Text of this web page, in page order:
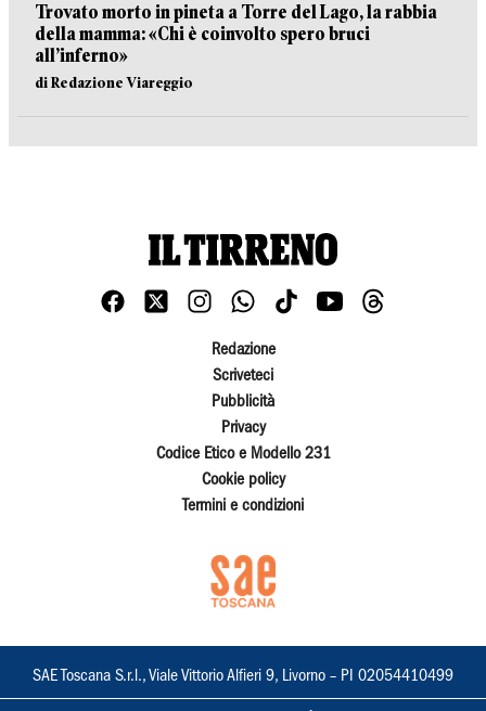
Trovato morto in pineta a Torre del Lago, la rabbia
della mamma: «Chi è coinvolto spero bruci
all’inferno»
di Redazione Viareggio
Redazione
Scriveteci
Pubblicità
Privacy
Codice Etico e Modello 231
Cookie policy
Termini e condizioni
SAE Toscana S.r.l., Viale Vittorio Alfieri 9, Livorno – PI 02054410499